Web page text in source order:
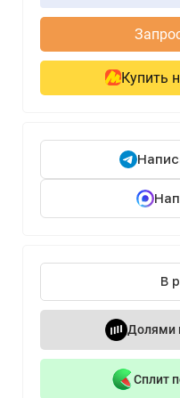
Купить
В
Долями
Сплит